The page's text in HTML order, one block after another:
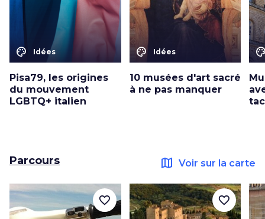
color_lens Idées
Pisa79, les origines
du mouvement
LGBTQ+ italien
color_lens Idées
10 musées d'art sacré
à ne pas manquer
Parcours map Voir sur la carte
favorite_border favorite_border